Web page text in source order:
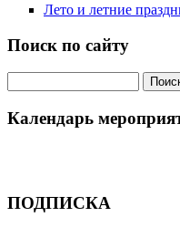
Лето и летние
Поиск по сайту
Календарь
ПОДПИСКА